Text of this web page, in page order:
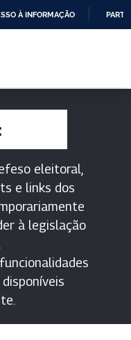
À INFORMAÇÃO
eleitoral,
e links dos
à legislação
disponíveis